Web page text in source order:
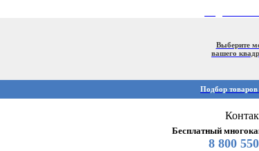
Выберите
вашего
Подбор
Бесплатный
8 800